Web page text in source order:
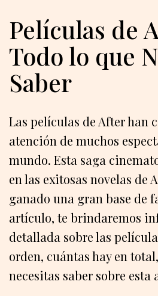
Películas de
Todo lo que
Saber
Las películas de After han
atención de muchos
mundo. Esta saga
en las exitosas novelas de
ganado una gran base de
artículo, te brindaremos
detallada sobre las
orden, cuántas hay en
necesitas saber sobre esta